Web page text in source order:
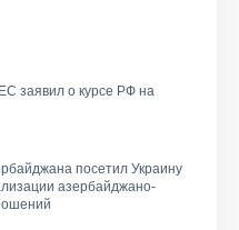
заявил о курсе РФ на
посетил Украину
азербайджано-